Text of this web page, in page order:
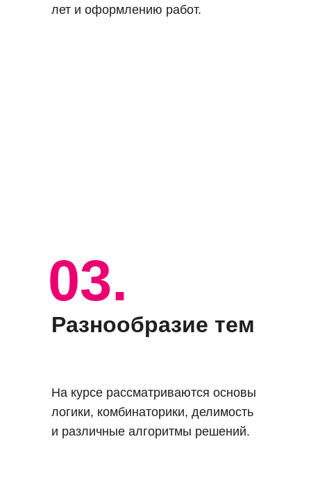
лет и оформлению работ.
Разнообразие тем
На курсе рассматриваются основы
логики, комбинаторики, делимость
и различные алгоритмы решений.
03.